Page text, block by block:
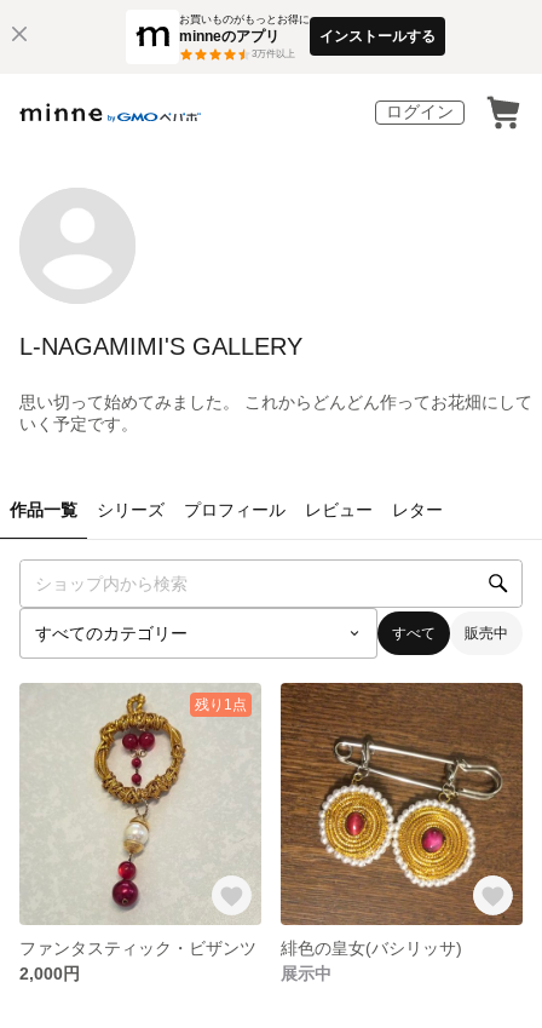
お買いものがもっとお得に
minneのアプリ
3万件以上
インストールする
ログイン
L-NAGAMIMI'S GALLERY
思い切って始めてみました。 これからどんどん作ってお花畑にして
いく予定です。
作品一覧 シリーズ プロフィール レビュー レター
すべて 販売中
残り1点
ファンタスティック・ビザンツ
2,000円
緋色の皇女(バシリッサ)
展示中